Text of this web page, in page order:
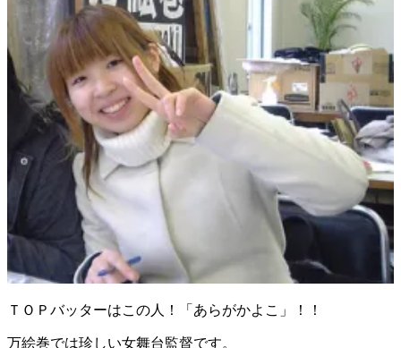
ＴＯＰバッターはこの人！「あらがかよこ」！！
万絵巻では珍しい女舞台監督です。